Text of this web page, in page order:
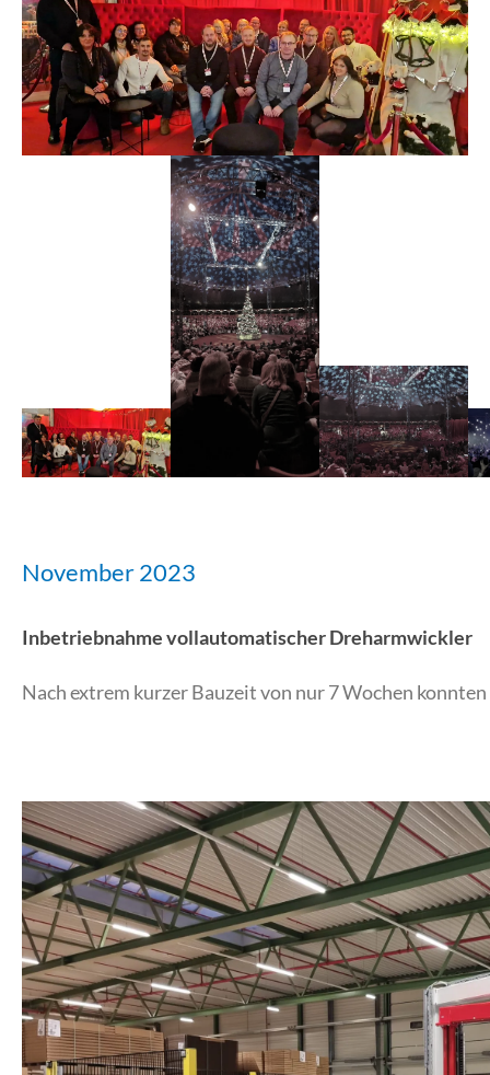
November 2023
Inbetriebnahme vollautomatischer Dreharmwickler
Nach extrem kurzer Bauzeit von nur 7 Wochen